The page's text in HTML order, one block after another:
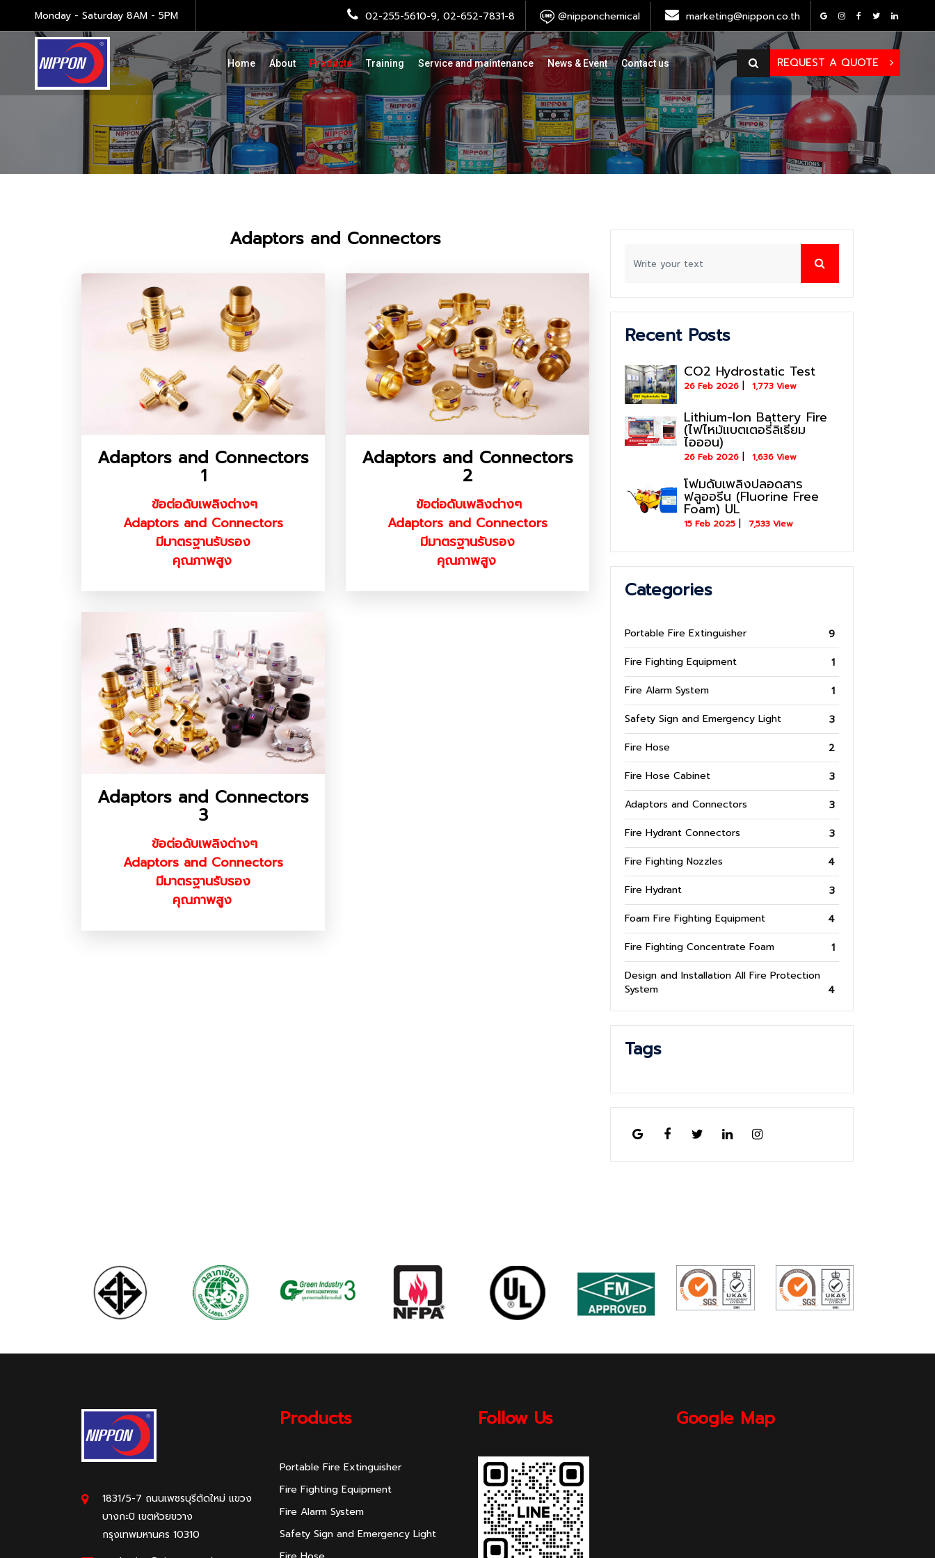
Monday - Saturday 8AM - 5PM 02-255-5610-9, 02-652-7831-8 @nipponchemical marketing@nippon.co.th
REQUEST A QUOTE
Home About Products Training Service and maintenance News & Event Contact us
Adaptors and Connectors
Adaptors and Connectors
1
ข้อต่อดับเพลิงต่างๆ
Adaptors and Connectors
มีมาตรฐานรับรอง
คุณภาพสูง
Adaptors and Connectors
2
ข้อต่อดับเพลิงต่างๆ
Adaptors and Connectors
มีมาตรฐานรับรอง
คุณภาพสูง
Adaptors and Connectors
3
ข้อต่อดับเพลิงต่างๆ
Adaptors and Connectors
มีมาตรฐานรับรอง
คุณภาพสูง
Recent Posts
CO2 Hydrostatic Test
26 Feb 2026 1,773 View
Lithium-Ion Battery Fire
(ไฟไหม้แบตเตอรี่ลิเธียม
ไอออน)
26 Feb 2026 1,636 View
โฟมดับเพลิงปลอดสาร
ฟลูออรีน (Fluorine Free
Foam) UL
15 Feb 2025 7,533 View
Categories
Portable Fire Extinguisher
9
Fire Fighting Equipment
1
Fire Alarm System
1
Safety Sign and Emergency Light
3
Fire Hose
2
Fire Hose Cabinet
3
Adaptors and Connectors
3
Fire Hydrant Connectors
3
Fire Fighting Nozzles
4
Fire Hydrant
3
Foam Fire Fighting Equipment
4
Fire Fighting Concentrate Foam
1
Design and Installation All Fire Protection
System
4
Tags
1831/5-7 ถนนเพชรบุรีตัดใหม่ แขวง
บางกะปิ เขตห้วยขวาง
กรุงเทพมหานคร 10310
Products
Portable Fire Extinguisher
Fire Fighting Equipment
Fire Alarm System
Safety Sign and Emergency Light
Follow Us Google Map